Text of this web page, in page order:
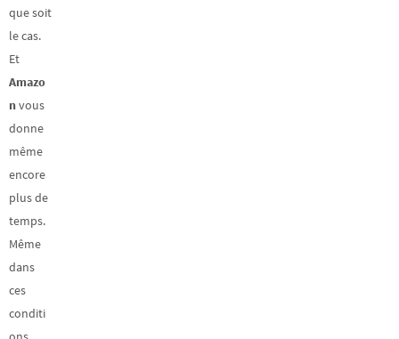
que soit
le cas.
Et
Amazo
nvous
donne
même
encore
plus de
temps.
Même
dans
ces
conditi